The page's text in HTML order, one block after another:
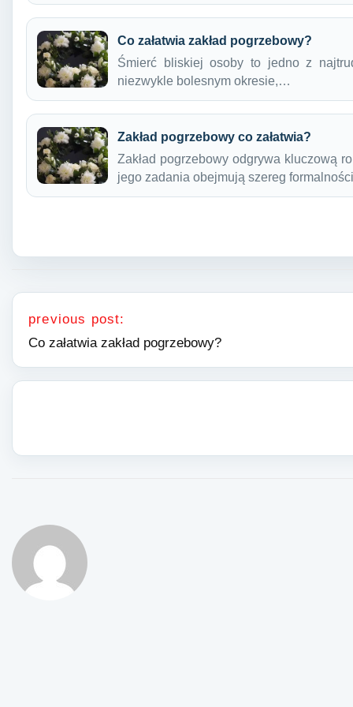
Co załatwia zakład pogrzebowy?
Śmierć bliskiej osoby to jedno z
niezwykle bolesnym okresie,…
Zakład pogrzebowy co załatwia?
Zakład pogrzebowy odgrywa kluczową
jego zadania obejmują szereg
Nawigacja wpisu
previous post:
Co załatwia zakład pogrzebowy?